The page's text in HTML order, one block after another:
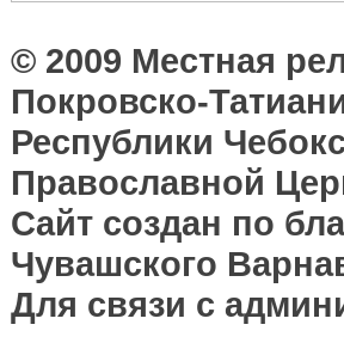
© 2009 Местная
Покровско-
Республики
Православной
Сайт создан по
Чувашского
Для связи с